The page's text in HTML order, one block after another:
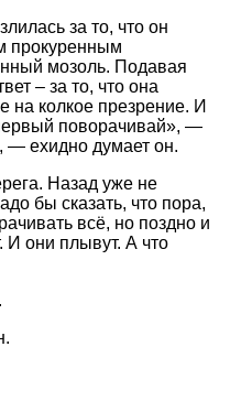
за то, что он
прокуренным
мозоль. Подавая
– за то, что она
колкое презрение. И
поворачивай», —
— ехидно думает он.
Назад уже не
бы сказать, что пора,
всё, но поздно и
И они плывут. А что